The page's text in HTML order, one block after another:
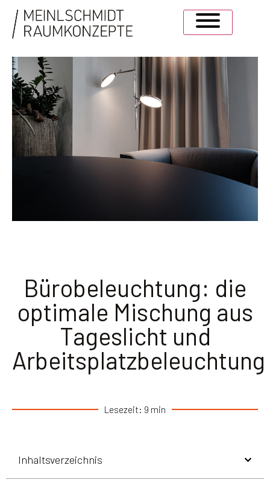
Bürobeleuchtung: die
optimale Mischung aus
Tageslicht und
Arbeitsplatzbeleuchtung
Lesezeit: 9 min
Inhaltsverzeichnis